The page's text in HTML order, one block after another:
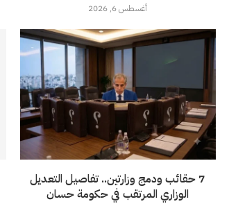
أغسطس 6, 2026
7 حقائب ودمج وزارتين.. تفاصيل التعديل
الوزاري المرتقب في حكومة حسان